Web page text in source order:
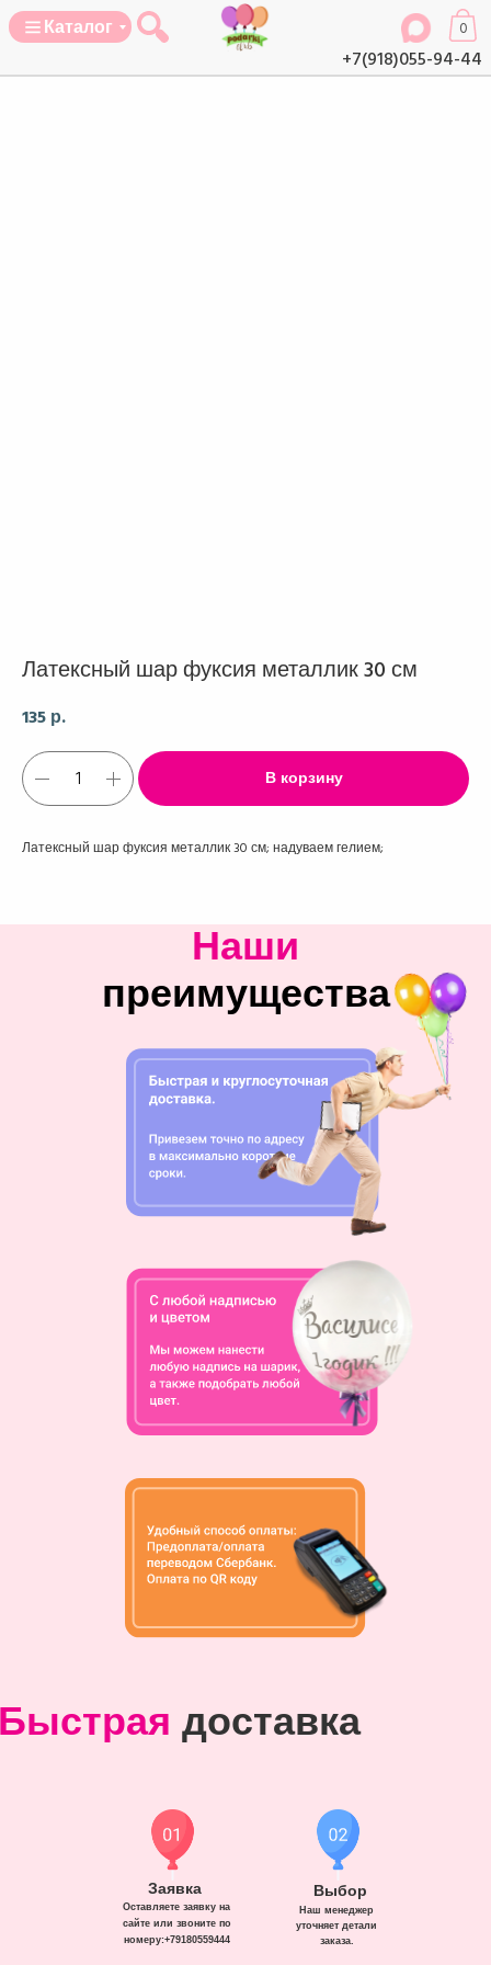
+7(918)055-94-44
0
Каталог
Латексный шар фуксия металлик 30 см
135 р.
В корзину
Латексный шар фуксия металлик 30 см; надуваем гелием;
Наши
преимущества
доставка
Заявка
Оставляете заявку на
сайте или звоните по
номеру:+79180559444
Выбор
Наш менеджер
уточняет детали
заказа.